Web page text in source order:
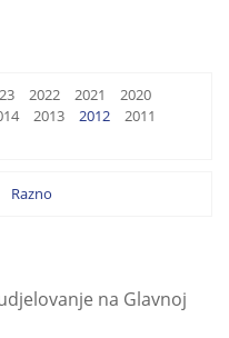
2022 2021
2020
2013 2012
2011
Razno
na Glavnoj